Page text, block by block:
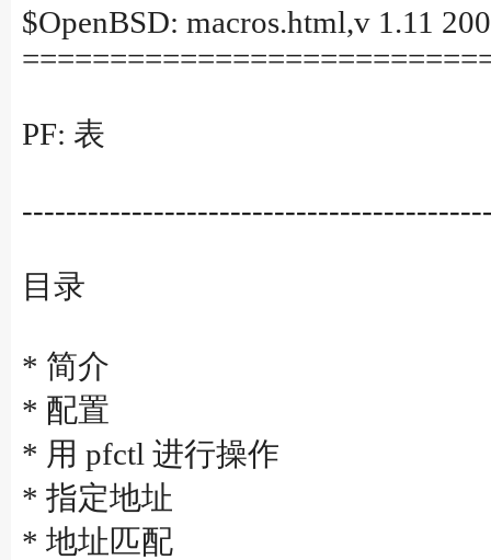
$OpenBSD: macros.html,v 1.11
PF: 表
目录
* 简介
* 配置
* 用 pfctl 进行操作
* 指定地址
* 地址匹配